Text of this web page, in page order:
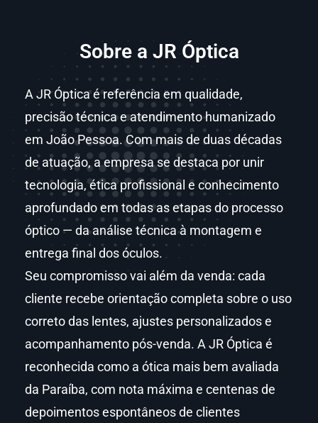
Sobre a JR Óptica
A JR Óptica é referência em qualidade,
precisão técnica e atendimento humanizado
em João Pessoa. Com mais de duas décadas
de atuação, a empresa se destaca por unir
tecnologia, ética profissional e conhecimento
aprofundado em todas as etapas do processo
óptico — da análise técnica à montagem e
entrega final dos óculos.
Seu compromisso vai além da venda: cada
cliente recebe orientação completa sobre o uso
correto das lentes, ajustes personalizados e
acompanhamento pós-venda. A JR Óptica é
reconhecida como a ótica mais bem avaliada
da Paraíba, com nota máxima e centenas de
depoimentos espontâneos de clientes